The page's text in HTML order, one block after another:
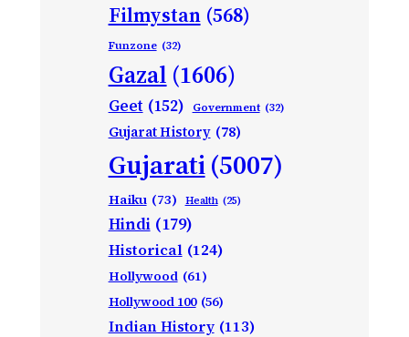
Filmystan (568)
Funzone (32)
Gazal (1606)
Geet (152) Government (32)
Gujarat History (78)
Gujarati(5007)
Haiku (73) Health (25)
Hindi (179)
Historical (124)
Hollywood (61)
Hollywood 100 (56)
Indian History (113)